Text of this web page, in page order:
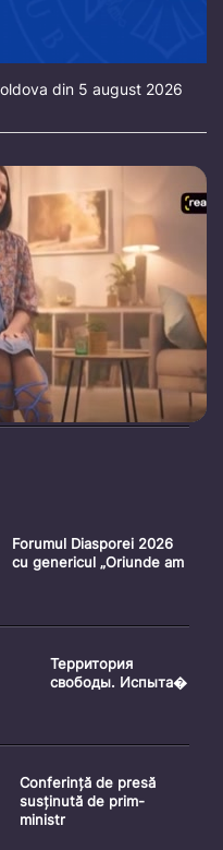
din 5 august 2026
Forumul Diasporei 2026
cu genericul „Oriunde am
Территория
свободы. Испыта�
Conferință de presă
susținută de prim-
ministr